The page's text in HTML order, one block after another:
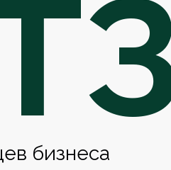
бизнеса